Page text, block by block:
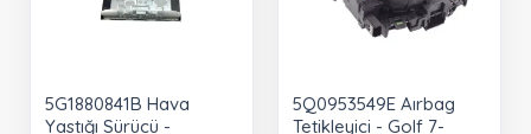
5G1880841B Hava
Yastığı Sürücü -
5Q0953549E Aırbag
Tetikleyici - Golf 7-